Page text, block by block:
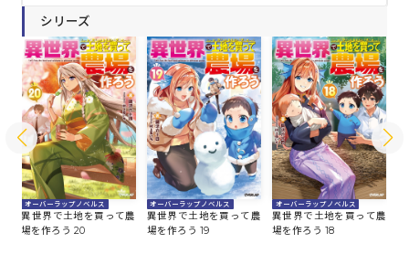
シリーズ
オーバーラップノベルス
異世界で土地を買って農
場を作ろう 20
オーバーラップノベルス
異世界で土地を買って農
場を作ろう 19
オーバーラップノベルス
異世界で土地を買って農
場を作ろう 18